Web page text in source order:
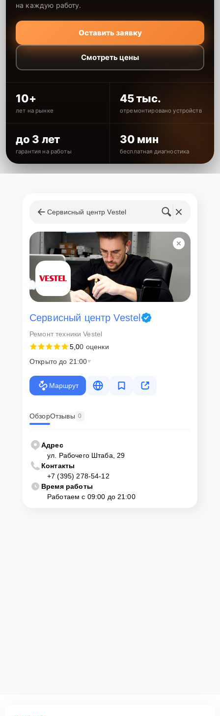
на каждую работу.
Оставить заявку
Смотреть цены
10+
лет на рынке
45 тыс.
отремонтировано устройств
до 3 лет
гарантия на работы
30 мин
бесплатная диагностика
Сервисный центр Vestel
Сервисный центр Vestel
Ремонт техники Vestel
5,00 оценки
Открыто до 21:00
Маршрут
ОбзорОтзывы 0
Адрес
ул. Рабочего Штаба, 29
Контакты
+7 (395) 278-54-12
Время работы
Работаем с 09:00 до 21:00